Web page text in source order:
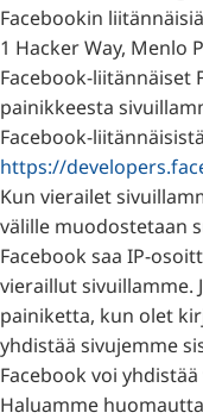
Facebookin
1 Hacker Way, Menlo
Facebook-liitännäiset
painikkeesta
Facebook-
https://
Kun vierailet
välille muodostetaan
Facebook saa IP-
vieraillut sivuillamme.
painiketta, kun olet
yhdistää sivujemme
Facebook voi
Haluamme